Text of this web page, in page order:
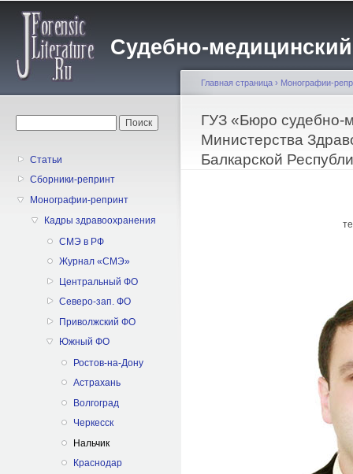
Судебно-
Статьи
Сборники-репринт
Монографии-репринт
Кадры здравоохранения
CMЭ в РФ
Журнал «СМЭ»
Центральный ФО
Северо-зап. ФО
Приволжский ФО
Южный ФО
Ростов-на-Дону
Астрахань
Волгоград
Черкесск
Нальчик
Краснодар
Вы здесь
Главная страница › Монографии-
ГУЗ «Бюро судебно-
Министерства
Балкарской